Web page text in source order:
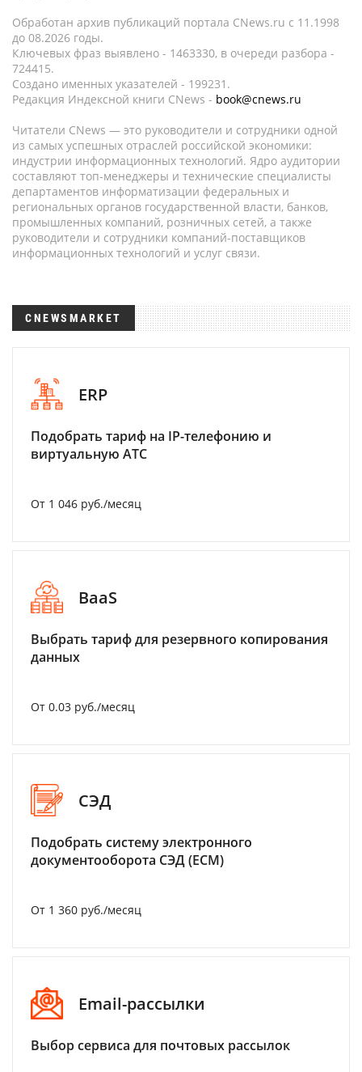
Обработан архив публикаций портала CNews.ru c 11.1998
до 08.2026 годы.
Ключевых фраз выявлено - 1463330, в очереди разбора -
724415.
Создано именных указателей - 199231.
Редакция Индексной книги CNews - book@cnews.ru
Читатели CNews — это руководители и сотрудники одной
из самых успешных отраслей российской экономики:
индустрии информационных технологий. Ядро аудитории
составляют топ-менеджеры и технические специалисты
департаментов информатизации федеральных и
региональных органов государственной власти, банков,
промышленных компаний, розничных сетей, а также
руководители и сотрудники компаний-поставщиков
информационных технологий и услуг связи.
CNEWSMARKET
ERP
Подобрать тариф на IP-телефонию и
виртуальную АТС
От 1 046 руб./месяц
BaaS
Выбрать тариф для резервного копирования
данных
От 0.03 руб./месяц
СЭД
Подобрать систему электронного
документооборота СЭД (ECM)
От 1 360 руб./месяц
Email-рассылки
Выбор сервиса для почтовых рассылок